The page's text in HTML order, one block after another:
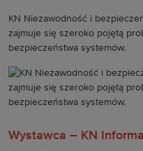
KN Niezawodność i
zajmuje się szeroko pojętą
bezpieczeństwa systemów.
Wystawca – KN